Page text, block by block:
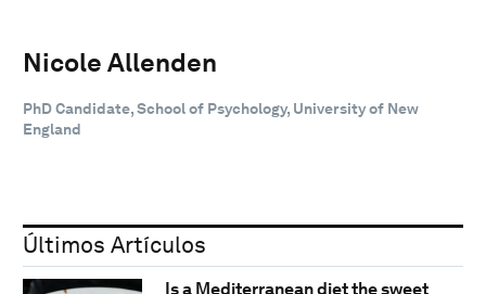
Nicole Allenden
PhD Candidate, School of Psychology, University of New
England
Últimos Artículos
Is a Mediterranean diet the sweet